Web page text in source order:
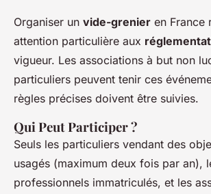
Organiser un vide-grenier en France
attention particulière aux
vigueur. Les associations à but non
particuliers peuvent tenir ces
règles précises doivent être suivies.
Qui Peut Participer ?
Seuls les particuliers vendant des
usagés (maximum deux fois par an),
professionnels immatriculés, et les